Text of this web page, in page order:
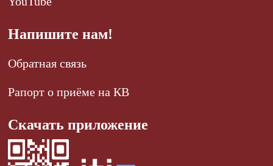
Напишите нам!
Обратная связь
Рапорт о приёме на КВ
Скачать приложение